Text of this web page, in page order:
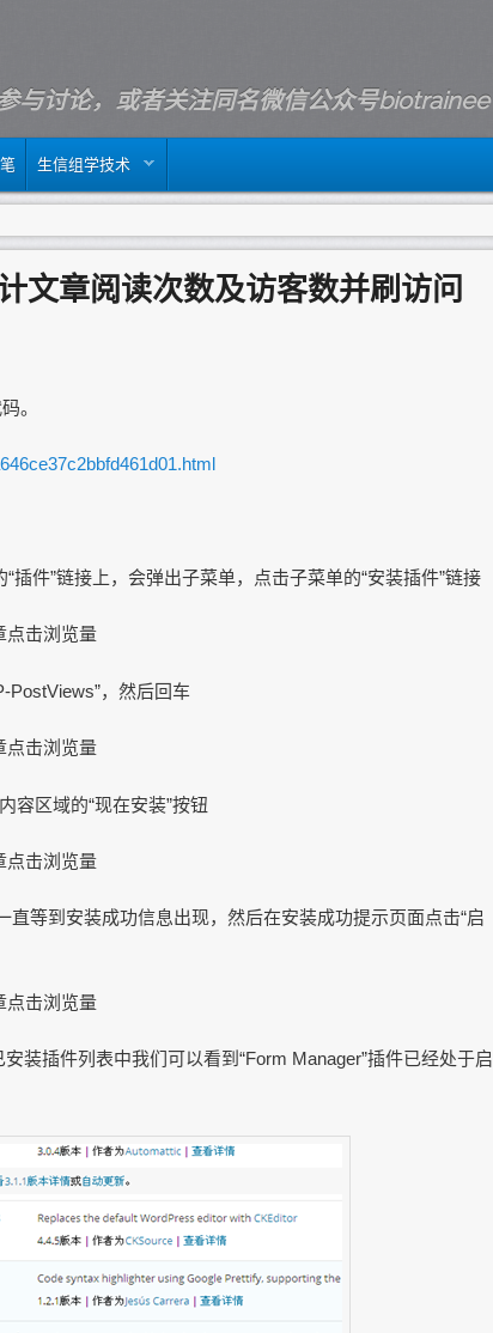
与讨论，或者关注同名微信公众号biotrainee
生信组学技术
文章阅读次数及访客数并刷访问
。
插件”链接上，会弹出子菜单，点击子菜单的“安装插件”链接
点击浏览量
PostViews”，然后回车
点击浏览量
容区域的“现在安装”按钮
点击浏览量
等到安装成功信息出现，然后在安装成功提示页面点击“启
点击浏览量
装插件列表中我们可以看到“Form Manager”插件已经处于启